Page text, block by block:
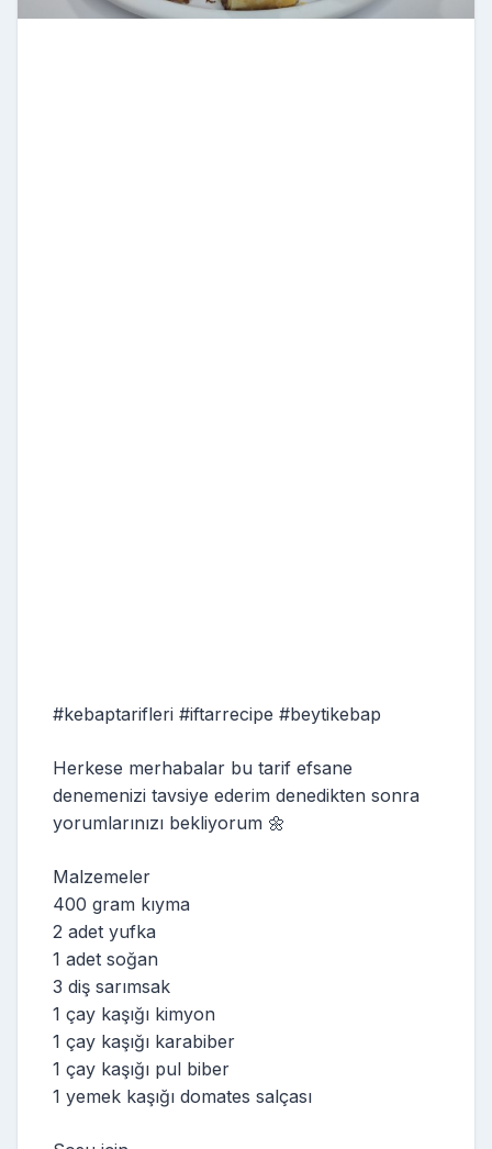
#kebaptarifleri #iftarrecipe #beytikebap
Herkese merhabalar bu tarif efsane
denemenizi tavsiye ederim denedikten sonra
yorumlarınızı bekliyorum 🌼
Malzemeler
400 gram kıyma
2 adet yufka
1 adet soğan
3 diş sarımsak
1 çay kaşığı kimyon
1 çay kaşığı karabiber
1 çay kaşığı pul biber
1 yemek kaşığı domates salçası